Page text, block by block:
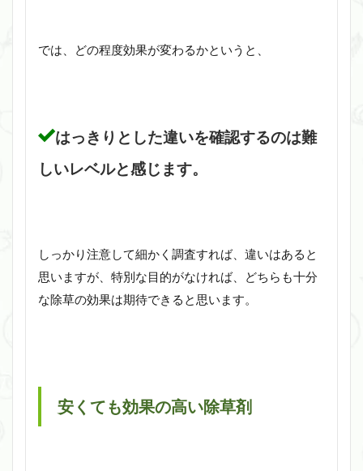
では、どの程度効果が変わるかというと、
はっきりとした違いを確認するのは難
しいレベルと感じます。
しっかり注意して細かく調査すれば、違いはあると
思いますが、特別な目的がなければ、どちらも十分
な除草の効果は期待できると思います。
安くても効果の高い除草剤